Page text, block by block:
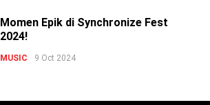
Momen Epik di Synchronize Fest
2024!
MUSIC 9 Oct 2024